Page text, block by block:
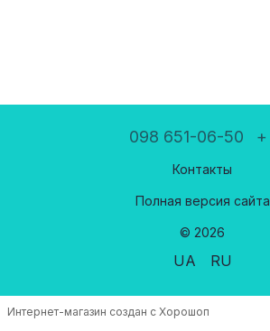
098 651-06-50 +
Контакты
Полная версия сайта
© 2026
UA RU
Интернет-магазин создан с Хорошоп